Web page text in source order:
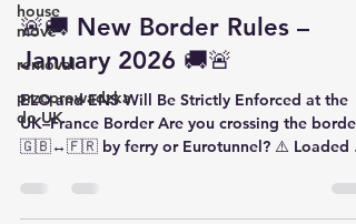
house
move
removal
przeprowadzka
do UK
🚨🚚 New Border Rules –
January 2026 🚚🚨
ELO and ENS Will Be Strictly Enforced at the
UK–France Border Are you crossing the border
🇬🇧↔🇫🇷 by ferry or Eurotunnel? ⚠️ Loaded
ELO ✔ ENS ✔ GMR ❌ No documents = delays,
refusal of entry, financial penalties 💙 MBT